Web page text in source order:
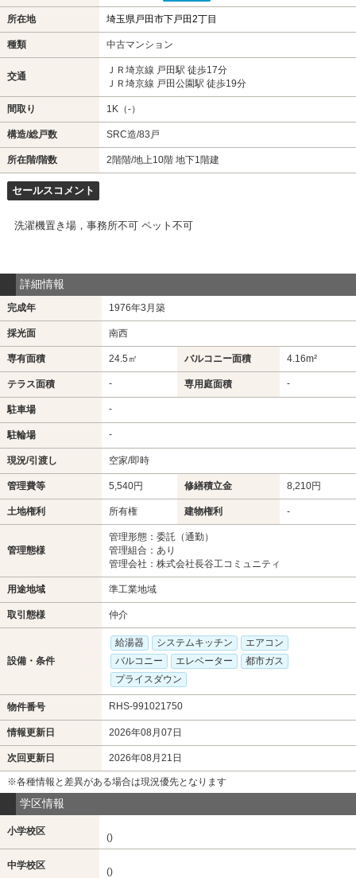
所在地 埼玉県戸田市下戸田2丁目
種類 中古マンション
交通
ＪＲ埼京線 戸田駅 徒歩17分
ＪＲ埼京線 戸田公園駅 徒歩19分
間取り 1K（-）
構造/総戸数 SRC造/83戸
所在階/階数 2階階/地上10階 地下1階建
セールスコメント
洗濯機置き場，事務所不可 ペット不可
詳細情報
完成年 1976年3月築
採光面 南西
専有面積 24.5㎡ バルコニー面積 4.16m²
テラス面積 - 専用庭面積 -
駐車場 -
駐輪場 -
現況/引渡し 空家/即時
管理費等 5,540円 修繕積立金 8,210円
土地権利 所有権 建物権利 -
管理態様
管理形態：委託（通勤）
管理組合：あり
管理会社：株式会社長谷工コミュニティ
用途地域 準工業地域
取引態様 仲介
設備・条件
給湯器 システムキッチン
エアコン
バルコニー
エレベーター
都市ガス
プライスダウン
物件番号 RHS-991021750
情報更新日 2026年08月07日
次回更新日 2026年08月21日
※各種情報と差異がある場合は現況優先となります
学区情報
小学校区
()
中学校区
()